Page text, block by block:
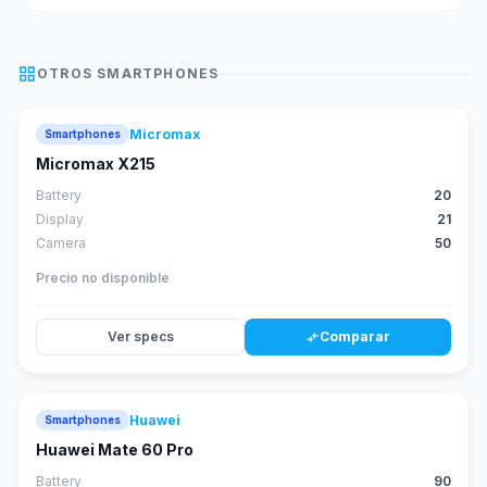
grid_view OTROS SMARTPHONES
Smartphones Micromax
Micromax X215
Battery
20
Display
21
Camera
50
Precio no disponible
Ver specs compare_arrowsComparar
Smartphones Huawei
Huawei Mate 60 Pro
Battery 90